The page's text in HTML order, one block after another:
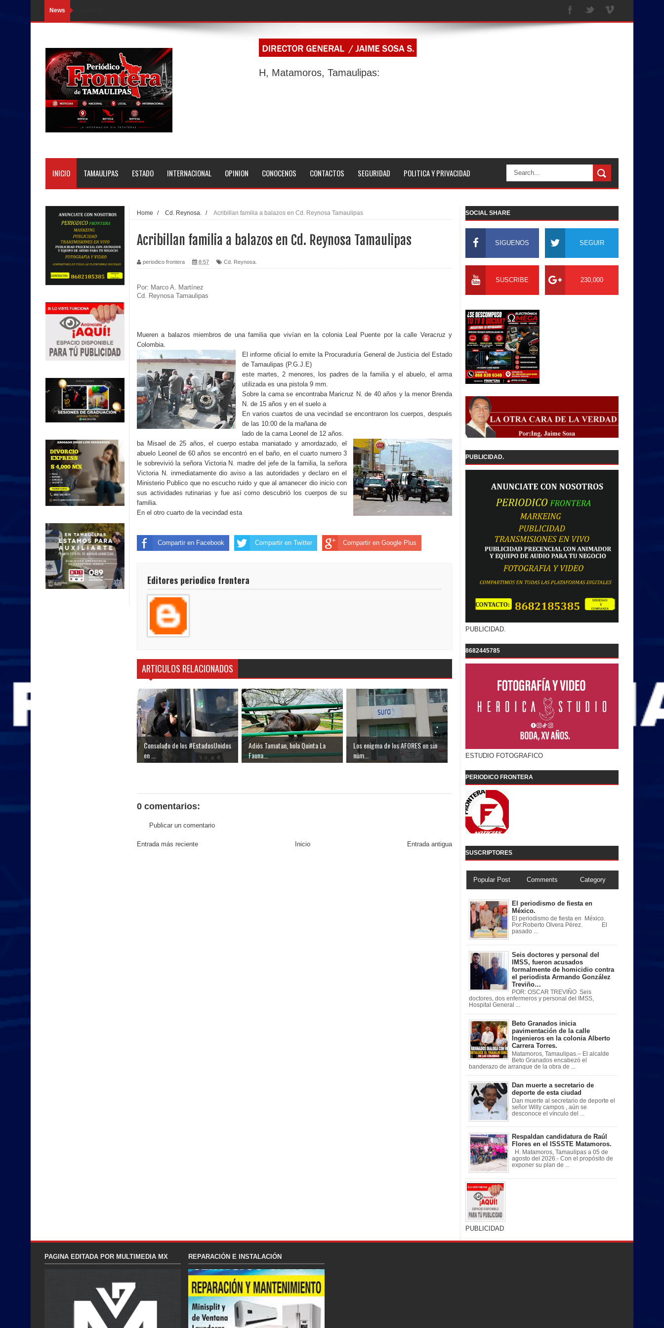
News
H, Matamoros, Tamaulipas:
INICIO TAMAULIPAS ESTADO INTERNACIONAL OPINION CONOCENOS CONTACTOS SEGURIDAD POLITICA Y PRIVACIDAD
Home / Cd. Reynosa. / Acribillan familia a balazos en Cd. Reynosa Tamaulipas
Acribillan familia a balazos en Cd. Reynosa Tamaulipas
periodico frontera 8:57 Cd. Reynosa.
Por: Marco A. Martínez
Cd. Reynosa Tamaulipas
Mueren a balazos miembros de una familia que vivían en la colonia Leal Puente por la calle Veracruz y
Colombia.
El informe oficial lo emite la Procuraduría General de Justicia del Estado
de Tamaulipas (P.G.J.E)
este martes, 2 menores, los padres de la familia y el abuelo, el arma
utilizada es una pistola 9 mm.
Sobre la cama se encontraba Maricruz N. de 40 años y la menor Brenda
N. de 15 años y en el suelo a
En varios cuartos de una vecindad se encontraron los cuerpos, después
de las 10:00 de la mañana de
lado de la cama Leonel de 12 años.
ba Misael de 25 años, el cuerpo estaba maniatado y amordazado, el
abuelo Leonel de 60 años se encontró en el baño, en el cuarto numero 3
le sobrevivió la señora Victoria N. madre del jefe de la familia, la señora
Victoria N. inmediatamente dio aviso a las autoridades y declaro en el
Ministerio Publico que no escucho ruido y que al amanecer dio inicio con
sus actividades rutinarias y fue así como descubrió los cuerpos de su
familia.
En el otro cuarto de la vecindad esta
Compartir en Facebook Compartir en Twitter Compartir en Google Plus
Editores periodico frontera
ARTICULOS RELACIONADOS
Consulado de los #EstadosUnidos
en ...
Adiós Tamatan, hola Quinta La
Fauna...
Los enigma de los AFORES un sin
núm...
0 comentarios:
Publicar un comentario
Entrada más reciente Entrada antigua
Inicio
SOCIAL SHARE
SIGUENOS SEGUIR
SUSCRIBE 230,000
PUBLICIDAD.
PUBLICIDAD.
8682445785
ESTUDIO FOTOGRAFICO
PERIODICO FRONTERA
SUSCRIPTORES
Popular Post Comments Category
El periodismo de fiesta en
México.
El periodismo de fiesta en México.
Por:Roberto Olvera Pérez. El
pasado ...
Seis doctores y personal del
IMSS, fueron acusados
formalmente de homicidio contra
el periodista Armando González
Treviño…
POR: OSCAR TREVIÑO Seis
doctores, dos enfermeros y personal del IMSS,
Hospital General ...
Beto Granados inicia
pavimentación de la calle
Ingenieros en la colonia Alberto
Carrera Torres.
Matamoros, Tamaulipas.– El alcalde
Beto Granados encabezó el
banderazo de arranque de la obra de ...
Dan muerte a secretario de
deporte de esta ciudad
Dan muerte al secretario de deporte el
señor Willy campos , aún se
desconoce el vínculo del ...
Respaldan candidatura de Raúl
Flores en el ISSSTE Matamoros.
H. Matamoros, Tamaulipas a 05 de
agosto del 2026.- Con el propósito de
exponer su plan de ...
PUBLICIDAD
PAGINA EDITADA POR MULTIMEDIA MX REPARACIÓN E INSTALACIÓN